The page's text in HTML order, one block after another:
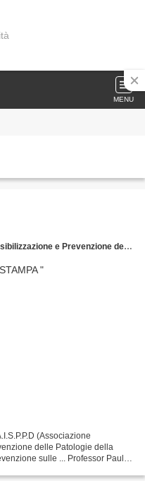
MENU
5 x mille scrivete il C.F. 92029900583 nell'apposita sezione della dichiarazione dei redditi e firmate
(Associazione
delle Patologie della
sulle ... Professor Paul